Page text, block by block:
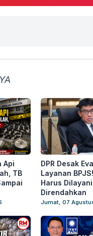
Api
TB
DPR Desak
Layanan
Harus
Direndahkan
Jumat, 07